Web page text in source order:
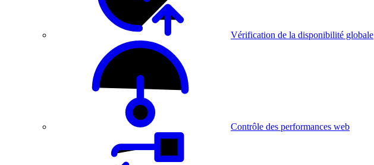
Vérification de la disponibilité globale
Contrôle des performances web